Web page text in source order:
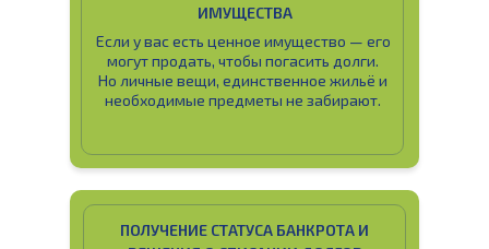
ИМУЩЕСТВА
Если у вас есть ценное имущество — его
могут продать, чтобы погасить долги.
Но личные вещи, единственное жильё и
необходимые предметы не забирают.
ПОЛУЧЕНИЕ СТАТУСА БАНКРОТА И